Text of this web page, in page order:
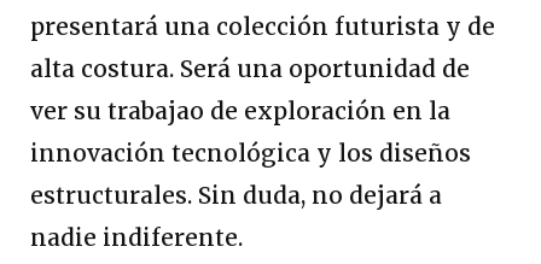
presentará una colección futurista y de
alta costura. Será una oportunidad de
ver su trabajao de exploración en la
innovación tecnológica y los diseños
estructurales. Sin duda, no dejará a
nadie indiferente.